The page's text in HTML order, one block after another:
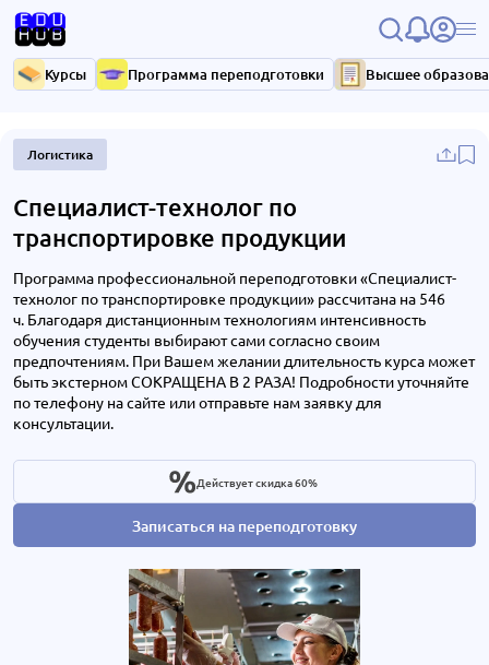
Курсы Программа переподготовки Высшее
Логистика
Специалист-технолог по
транспортировке продукции
Программа профессиональной переподготовки «Специалист-
технолог по транспортировке продукции» рассчитана на 546
ч. Благодаря дистанционным технологиям интенсивность
обучения студенты выбирают сами согласно своим
предпочтениям. При Вашем желании длительность курса может
быть экстерном СОКРАЩЕНА В 2 РАЗА! Подробности уточняйте
по телефону на сайте или отправьте нам заявку для
консультации.
Записаться на переподготовку
Действует скидка 60%